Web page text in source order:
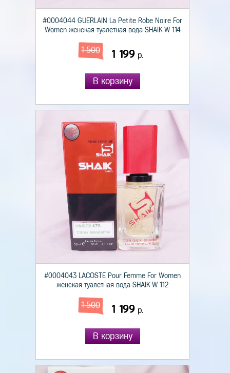
#0004044 GUERLAIN La Petite Robe Noire For
Women женская туалетная вода SHAIK W 114
1 500 1 199 р.
В корзину
#0004043 LACOSTE Pour Femme For Women
женская туалетная вода SHAIK W 112
1 500 1 199 р.
В корзину